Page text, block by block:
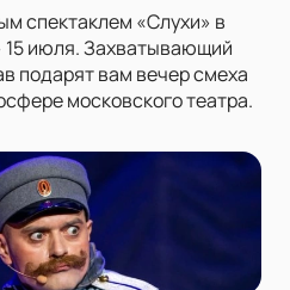
спектаклем «Слухи» в
15 июля. Захватывающий
подарят вам вечер смеха
московского театра.